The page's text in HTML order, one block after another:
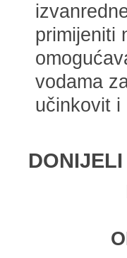
primijeniti
vodama
učinkovit i